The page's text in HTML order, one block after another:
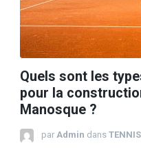
Quels sont les
pour la
Manosque ?
par Admin dans TENNIS